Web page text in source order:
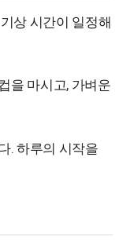
상 시간이 일정해
을 마시고, 가벼운
. 하루의 시작을